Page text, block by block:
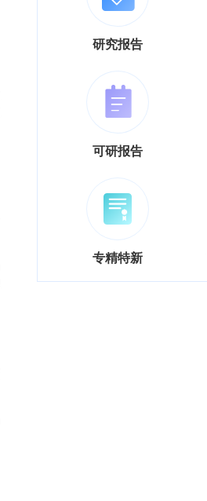
研究报告
可研报告
专精特新